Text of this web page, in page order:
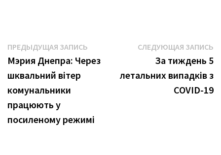
Навигация
по
записям
ПРЕДЫДУЩАЯ ЗАПИСЬ
запись:
Мэрия Днепра: Через
шквальний вітер
комунальники
працюють у
посиленому режимі
СЛЕДУЮЩАЯ ЗАПИСЬ
За тиждень 5
летальних випадків з
COVID-19